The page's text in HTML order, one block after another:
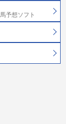
予想ソフト